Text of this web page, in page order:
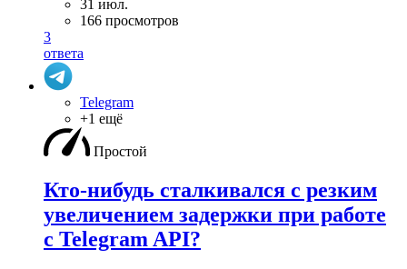
31 июл.
166 просмотров
3
ответа
Telegram
+1 ещё
Простой
Кто-нибудь сталкивался с резким
увеличением задержки при работе
с Telegram API?